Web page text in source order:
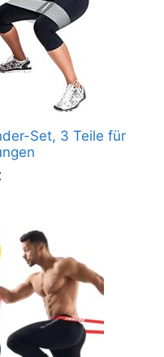
Set, 3 Teile für